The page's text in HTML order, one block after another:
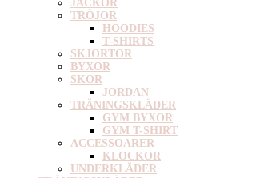
JACKOR
TRÖJOR
HOODIES
T-SHIRTS
SKJORTOR
BYXOR
SKOR
JORDAN
TRÄNINGSKLÄDER
GYM BYXOR
GYM T-SHIRT
ACCESSOARER
KLOCKOR
UNDERKLÄDER